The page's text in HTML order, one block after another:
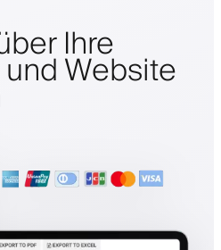
Ihre
Website